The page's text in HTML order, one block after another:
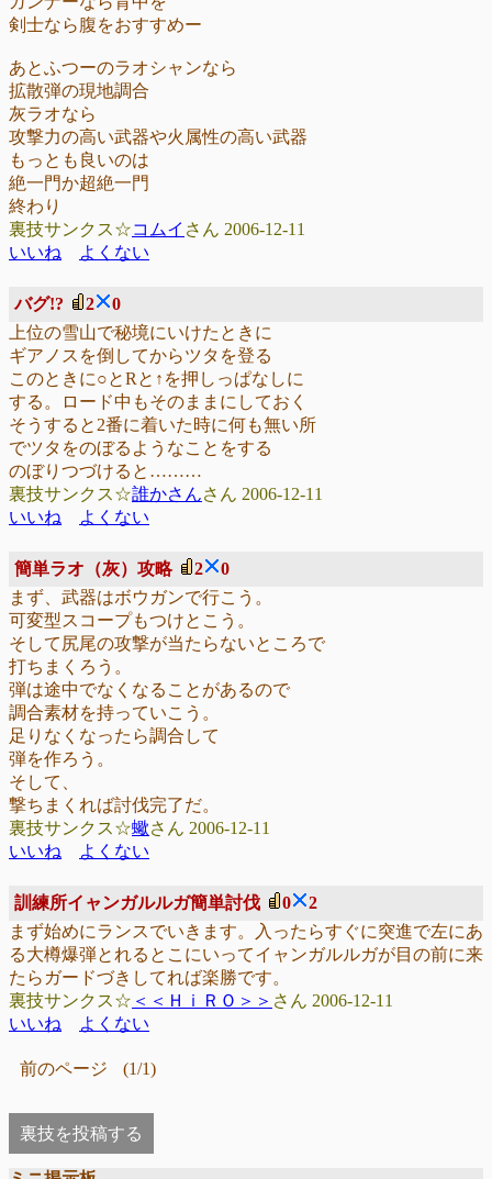
剣士なら腹をおすすめー
あとふつーのラオシャンなら
拡散弾の現地調合
灰ラオなら
攻撃力の高い武器や火属性の高い武器
もっとも良いのは
絶一門か超絶一門
終わり
裏技サンクス☆コムイ さん 2006-12-11
いいね
よくない
バグ!? 2
0
上位の雪山で秘境にいけたときに
ギアノスを倒してからツタを登る
このときに○とRと↑を押しっぱなしに
する。ロード中もそのままにしておく
そうすると2番に着いた時に何も無い所
でツタをのぼるようなことをする
のぼりつづけると………
裏技サンクス☆誰かさんさん 2006-12-11
いいね
よくない
簡単ラオ（灰）攻略 2
0
まず、武器はボウガンで行こう。
可変型スコープもつけとこう。
そして尻尾の攻撃が当たらないところで
打ちまくろう。
弾は途中でなくなることがあるので
調合素材を持っていこう。
足りなくなったら調合して
弾を作ろう。
そして、
撃ちまくれば討伐完了だ。
裏技サンクス☆蠍さん 2006-12-11
いいね
よくない
訓練所イャンガルルガ簡単討伐 0
2
まず始めにランスでいきます。入ったらすぐに突進で左にあ
る大樽爆弾とれるとこにいってイャンガルルガが目の前に来
たらガードづきしてれば楽勝です。
裏技サンクス☆ ＜＜ＨｉＲＯ＞＞ さん 2006-12-11
いいね
よくない
前のページ (1/1)
裏技を投稿する